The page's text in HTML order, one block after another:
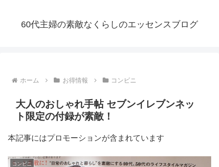
60代主婦の素敵なくらしのエッセンスブログ
ホーム お得情報 コンビニ
大人のおしゃれ手帖 セブンイレブンネッ
ト限定の付録が素敵！
本記事にはプロモーションが含まれています
コンビニ